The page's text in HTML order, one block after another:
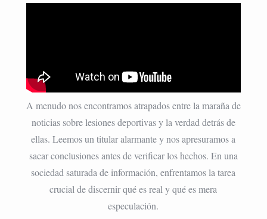
A menudo nos encontramos atrapados entre la maraña de
noticias sobre lesiones deportivas y la verdad detrás de
ellas. Leemos un titular alarmante y nos apresuramos a
sacar conclusiones antes de verificar los hechos. En una
sociedad saturada de información, enfrentamos la tarea
crucial de discernir qué es real y qué es mera
especulación.